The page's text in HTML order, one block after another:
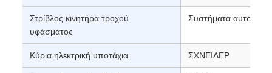
Στρίβλος κινητήρα τροχού
υφάσματος
Συστήματα
Κύρια ηλεκτρική υποτάχια ΣΧΝΕΙΔΕΡ